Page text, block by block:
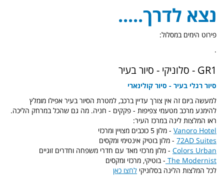
נצא לדרך.....
פירוט הימים במסלול:
.
GR1 - סלוניקי - סיור בעיר
סיור רגלי בעיר - סיור קולינארי
למעשה ביום זה אין צורך עדיין ברכב, למטרת הסיור בעיר אפילו מומלץ
להימנע מרכב מטעמי צפיפות - פקקים - חניה. מה גם שהכל במרחק הליכה.
ראו המלצות לינה במרכז העיר:
Vanoro Hotel - מלון 5 כוכבים מצויין ומרכזי
72AD Suites - מלון בוטיק אינטימי ומקסים
Colors Urban - מלון מרכזי מאד עם חדרי משפחה וחדרים זוגיים
The Modernist - בוטיקי, מרכזי ומקסים
לכל המלצות הלינה בסלוניקי לחצו כאן